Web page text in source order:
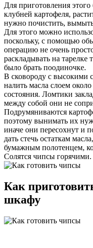
Для приготовления
клубней картофеля,
нужно почистить,
Для этого можно
поскольку, с помощью
операцию не очень
раскладывать на
было брать поодиночке.
В сковороду с высокими
налить масла слоем
состояния. Ломтики
между собой они не
Подрумяниваются
поэтому вынимать их
иначе они пересохнут и
дать стечь остаткам
бумажным полотенцем,
Солятся чипсы горячими.
Как
шкафу